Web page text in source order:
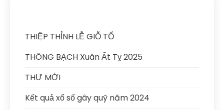
THIỆP THỈNH LỄ GIỖ TỔ
THÔNG BẠCH Xuân Ất Tỵ 2025
THƯ MỜI
Kết quả xổ số gây quỹ năm 2024